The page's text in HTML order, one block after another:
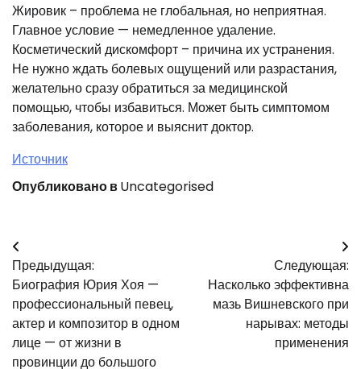
Жировик – проблема не глобальная, но неприятная.
Главное условие — немедленное удаление.
Косметический дискомфорт – причина их устранения.
Не нужно ждать болевых ощущений или разрастания,
желательно сразу обратиться за медицинской
помощью, чтобы избавиться. Может быть симптомом
заболевания, которое и выяснит доктор.
Источник
Опубликовано вUncategorised
Навигация
по
записям
Предыдущая:
Биография Юрия Хоя —
профессиональный певец,
актер и композитор в одном
лице — от жизни в
провинции до большого
Следующая:
Насколько эффективна
мазь Вишневского при
нарывах: методы
применения